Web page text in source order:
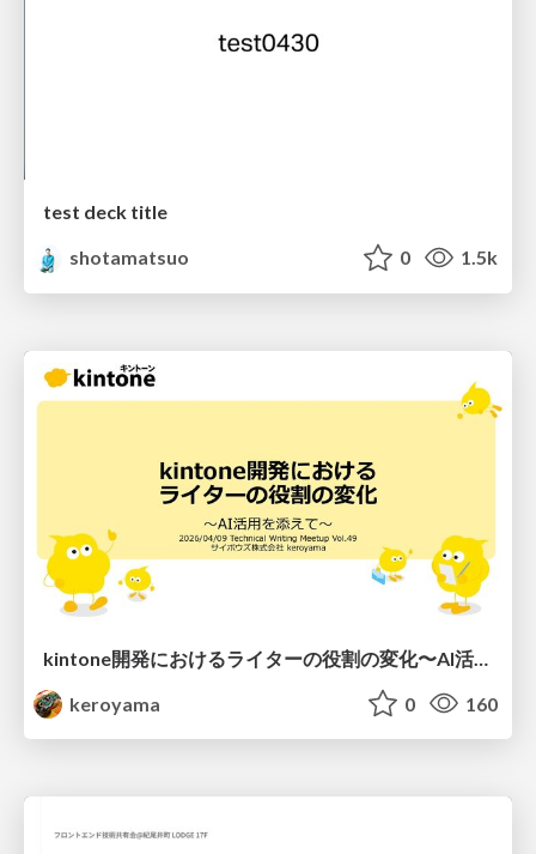
test deck title
shotamatsuo
0 1.5k
kintone開発における​ライターの役割の変化​〜AI活用を添えて〜 / Changes in the Role of Writers in Kintone Development
keroyama
0 160